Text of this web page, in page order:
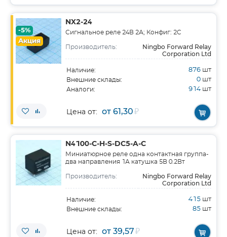
-5%
Акция
NX2-24
Сигнальное реле 24В 2А; Конфиг: 2C
Производитель:
Ningbo Forward Relay
Corporation Ltd
Наличие: 876 шт
Внешние склады: 0 шт
Аналоги: 914 шт
Цена от: от 61,30₽
N4100-C-H-S-DC5-A-C
Миниатюрное реле одна контактная группа-
два направления 1А катушка 5В 0.2Вт
Производитель:
Ningbo Forward Relay
Corporation Ltd
Наличие: 415 шт
Внешние склады: 85 шт
Цена от: от 39,57₽